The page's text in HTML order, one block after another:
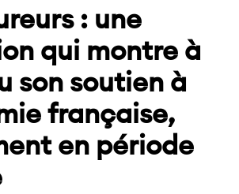
: une
qui montre à
son soutien à
française,
en période